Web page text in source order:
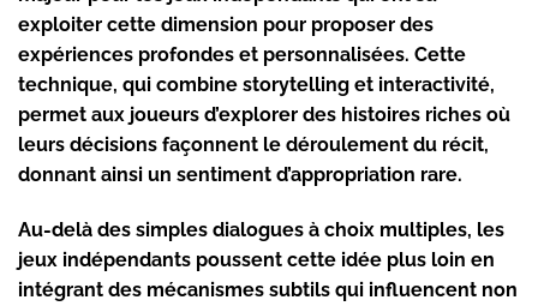
exploiter cette dimension pour proposer des
expériences profondes et personnalisées. Cette
technique, qui combine storytelling et interactivité,
permet aux joueurs d’explorer des histoires riches où
leurs décisions façonnent le déroulement du récit,
donnant ainsi un sentiment d’appropriation rare.
Au-delà des simples dialogues à choix multiples, les
jeux indépendants poussent cette idée plus loin en
intégrant des mécanismes subtils qui influencent non